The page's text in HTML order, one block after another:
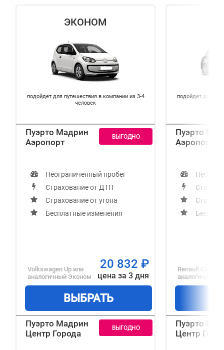
ЭКОНОМ
подойдет для путешествия в компании из 3-4
человек
Пуэрто Мадрин
Аэропорт
Неограниченный пробег
Страхование от ДТП
Страхование от угона
Бесплатные изменения
Volkswagen Up или
аналогичный Эконом
20 832 ₽
цена за 3 дня
ВЫБРАТЬ
Пуэрто Мадрин
Центр Города
подойдет для
Пуэрто
Аэропорт
Renault Clio
аналогичный
Пуэрто
Центр